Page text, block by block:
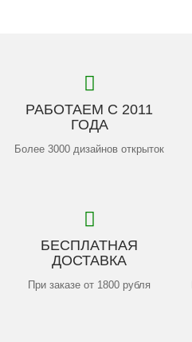
РАБОТАЕМ С 2011
ГОДА
Более 3000 дизайнов открыток
БЕСПЛАТНАЯ
ДОСТАВКА
При заказе от 1800 рубля